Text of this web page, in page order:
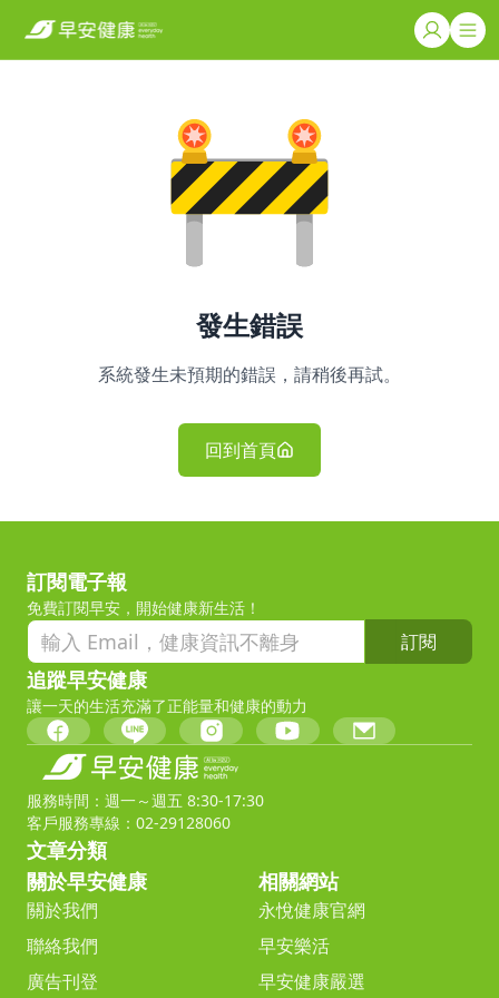
發生錯誤
系統發生未預期的錯誤，請稍後再試。
回到首頁
訂閱電子報
免費訂閱早安，開始健康新生活！
訂閱
追蹤早安健康
讓一天的生活充滿了正能量和健康的動力
服務時間：週一～週五 8:30-17:30
客戶服務專線：02-29128060
文章分類
關於早安健康
關於我們
聯絡我們
廣告刊登
相關網站
永悅健康官網
早安樂活
早安健康嚴選